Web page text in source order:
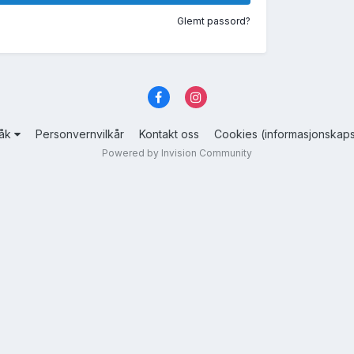
Glemt passord?
Personvernvilkår Kontakt oss Cookies
Powered by Invision Community